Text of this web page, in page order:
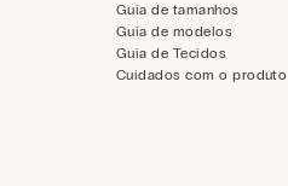
Guia de tamanhos
Guia de modelos
Guia de Tecidos
Cuidados com o produto